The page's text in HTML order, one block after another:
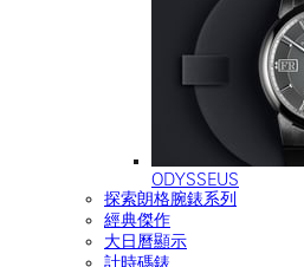
ODYSSEUS
探索朗格腕錶系列
經典傑作
大日曆顯示
計時碼錶